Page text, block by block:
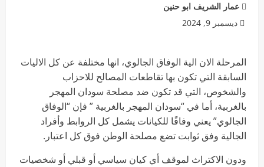
عمار الشريف ابو حنين
ديسمبر 9, 2024
المرحلة الان الية الوفاق الجالوي، انها مختلفة عن كل الاليات
السابقة التي تكون بها تقاطعات المصالح للاحزاب
والشخوص، التي قد تكون ضد مصلحة سودان المهجر
بالغربية، أما في “سودان المهجر بالغربية ” فإن “الوفاق
الجالوي” يعني وفاقًا للكيانات يشمل كل الروابط وأفراد
الجالية وفق ثوابت تضع مصلحة الوطن فوق كل اعتبار.
ودون الاكتراث لموقف أي كيان سياسي أو قبلي أو شخصيات